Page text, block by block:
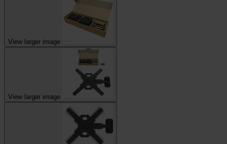
View larger image
View larger image